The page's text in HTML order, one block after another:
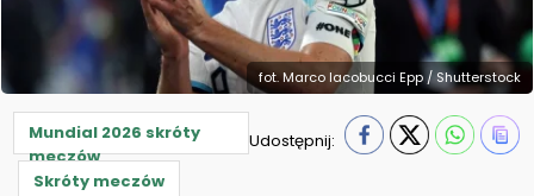
fot. Marco Iacobucci Epp / Shutterstock
Mundial 2026 skróty
meczów
Skróty meczów
Udostępnij: